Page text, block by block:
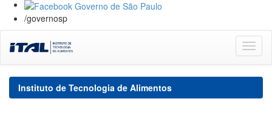
/governosp
navigation
Instituto de Tecnologia de Alimentos